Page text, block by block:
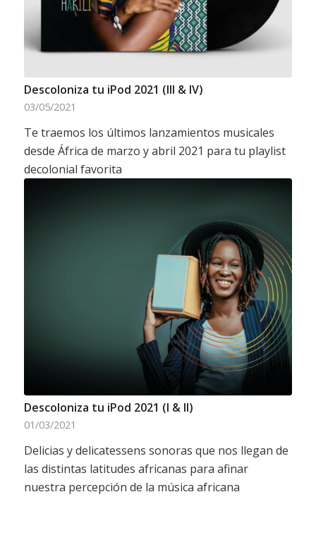
Descoloniza tu iPod 2021 (III & IV)
03/05/2021
Te traemos los últimos lanzamientos musicales
desde África de marzo y abril 2021 para tu playlist
decolonial favorita
Descoloniza tu iPod 2021 (I & II)
01/03/2021
Delicias y delicatessens sonoras que nos llegan de
las distintas latitudes africanas para afinar
nuestra percepción de la música africana